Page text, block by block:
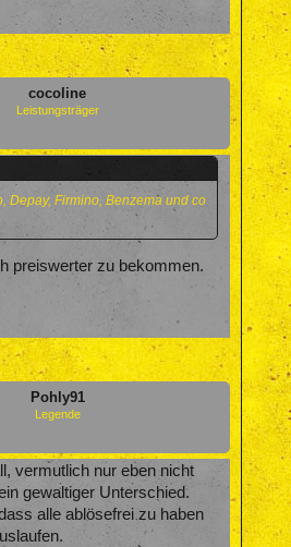
cocoline
Leistungsträger
Depay, Firmino, Benzema und co
preiswerter zu bekommen.
Pohly91
Legende
vermutlich nur eben nicht
gewaltiger Unterschied.
alle ablösefrei zu haben